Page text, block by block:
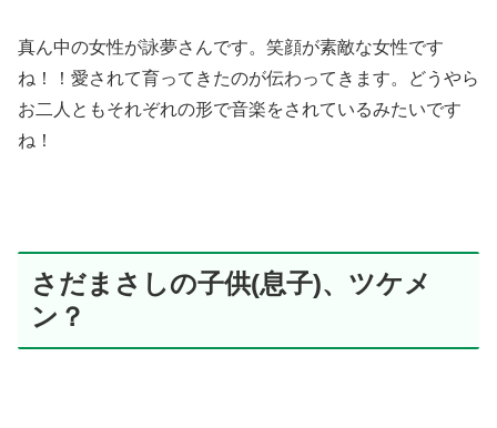
真ん中の女性が詠夢さんです。笑顔が素敵な女性です
ね！！愛されて育ってきたのが伝わってきます。どうやら
お二人ともそれぞれの形で音楽をされているみたいです
ね！
さだまさしの子供(息子)、ツケメ
ン？